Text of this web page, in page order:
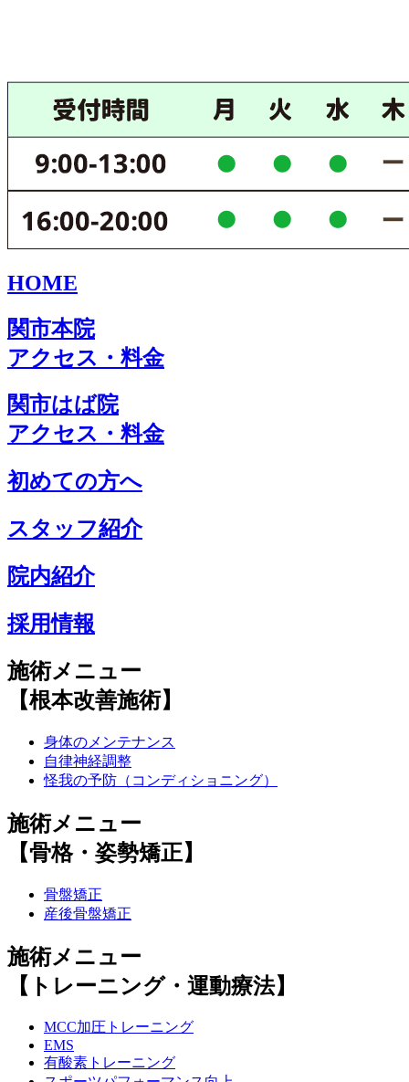
HOME
関市本院
アクセス・料金
関市はば院
アクセス・料金
初めての方へ
スタッフ紹介
院内紹介
採用情報
施術メニュー
【根本改善施術】
身体のメンテナンス
自律神経調整
怪我の予防（コンディショニング）
施術メニュー
【骨格・姿勢矯正】
骨盤矯正
産後骨盤矯正
施術メニュー
【トレーニング・運動療法】
MCC加圧トレーニング
EMS
有酸素トレーニング